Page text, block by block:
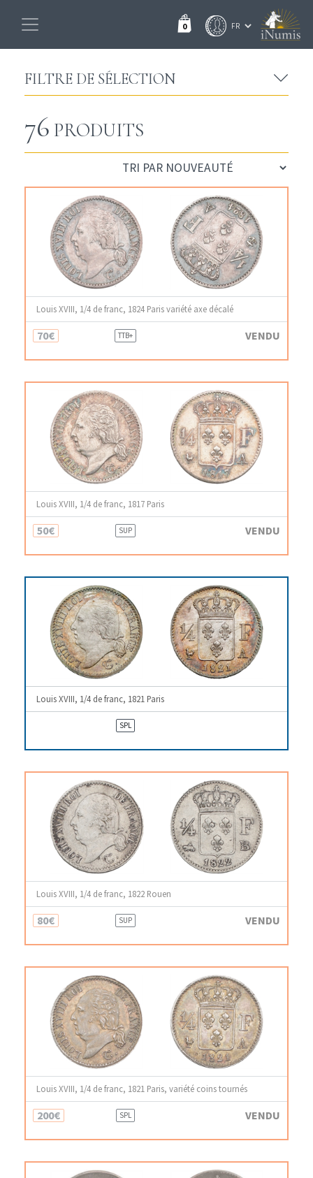
0
FILTRE DE SÉLECTION
76 PRODUITS
Louis XVIII, 1/4 de franc, 1824 Paris variété axe décalé
70€ TTB+ VENDU
Louis XVIII, 1/4 de franc, 1817 Paris
50€ SUP VENDU
Louis XVIII, 1/4 de franc, 1821 Paris
SPL
Louis XVIII, 1/4 de franc, 1822 Rouen
80€ SUP VENDU
Louis XVIII, 1/4 de franc, 1821 Paris, variété coins tournés
200€ SPL VENDU